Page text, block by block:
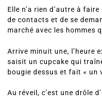
Elle n’a rien d’autre à
de contacts et de se
marché avec les hommes
Arrive minuit une, l’heure
saisit un cupcake qui
bougie dessus et fait « un
Au réveil, c’est une drôle